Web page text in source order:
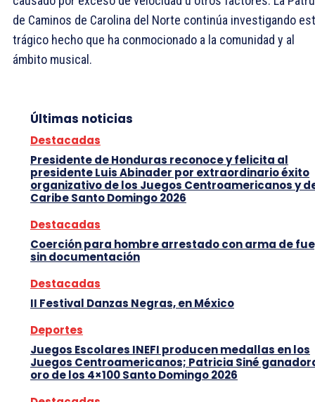
de Caminos de Carolina del Norte continúa investigando
trágico hecho que ha conmocionado a la comunidad y al
ámbito musical.
Últimas noticias
Destacadas
Presidente de Honduras reconoce y felicita al
presidente Luis Abinader por extraordinario éxito
organizativo de los Juegos Centroamericanos y
Caribe Santo Domingo 2026
Destacadas
Coerción para hombre arrestado con arma de
sin documentación
Destacadas
II Festival Danzas Negras, en México
Deportes
Juegos Escolares INEFI producen medallas en los
Juegos Centroamericanos; Patricia Siné
oro de los 4×100 Santo Domingo 2026